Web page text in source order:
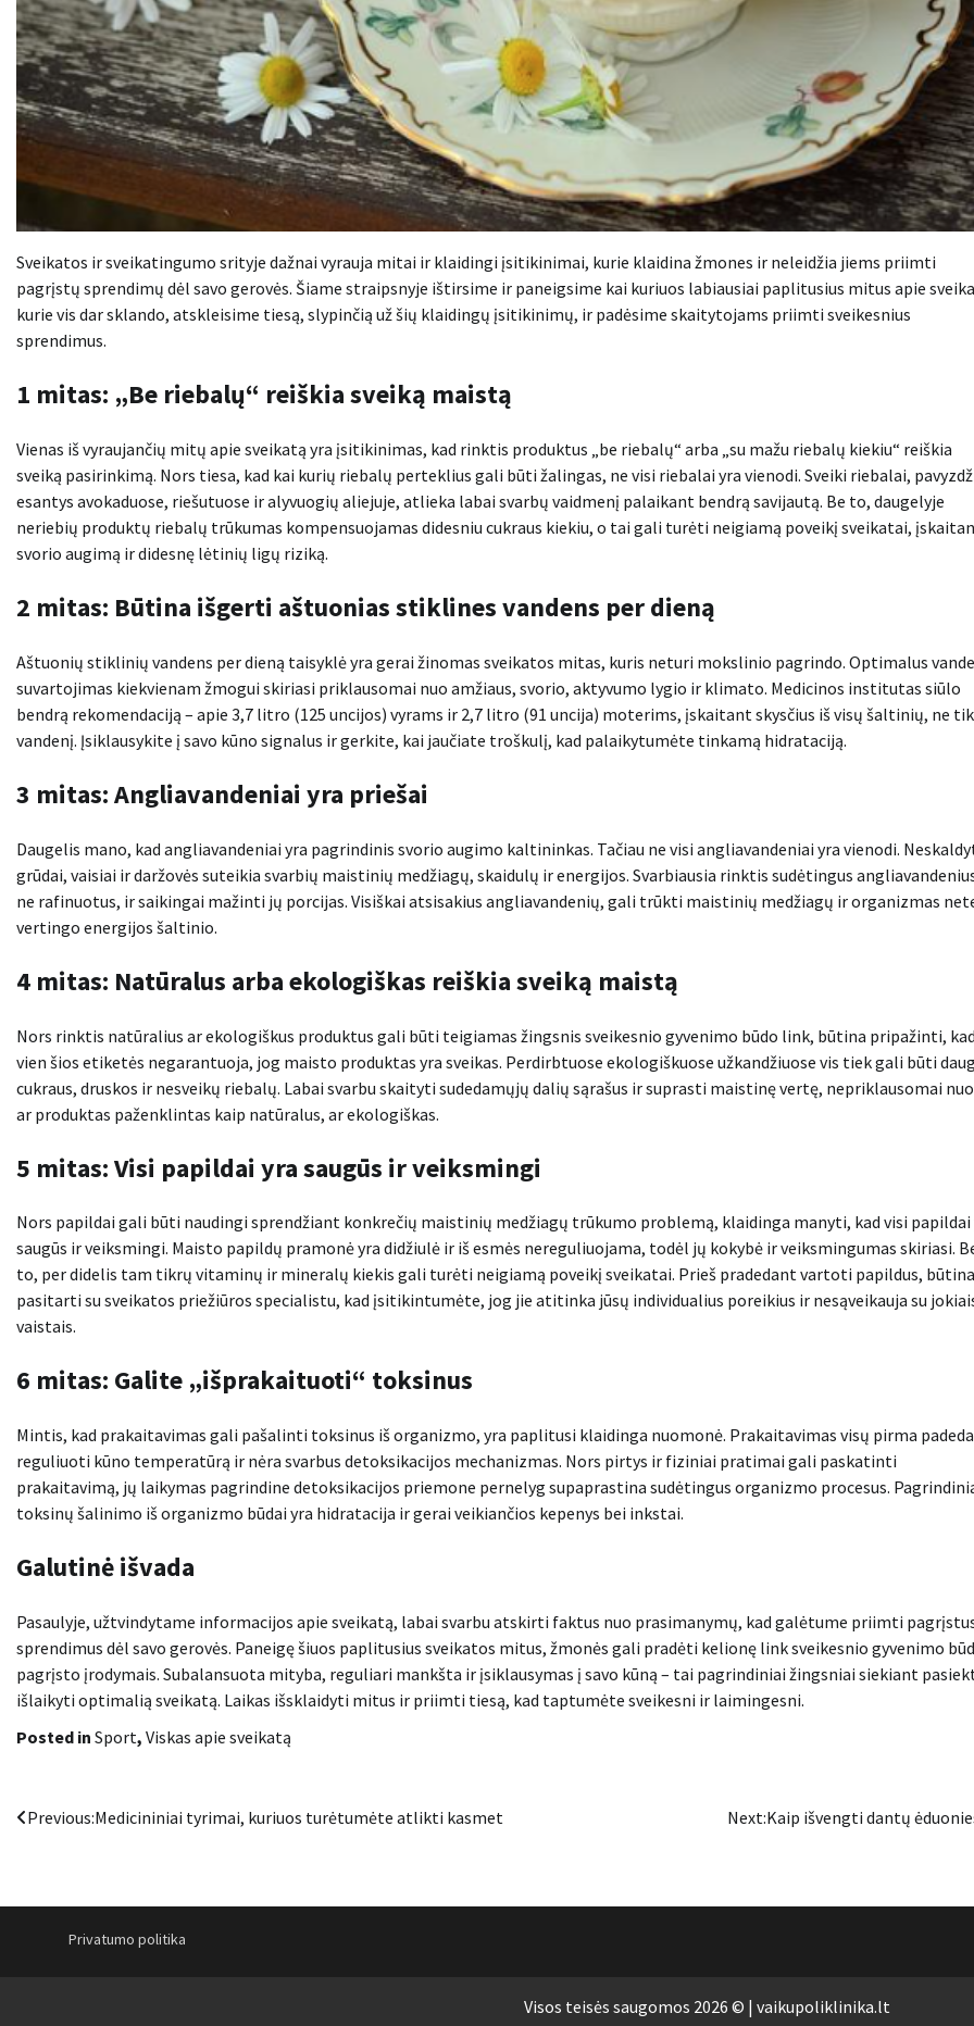
Sveikatos ir sveikatingumo srityje dažnai vyrauja mitai ir klaidingi įsitikinimai, kurie klaidina žmones ir neleidžia jiems priimti
pagrįstų sprendimų dėl savo gerovės. Šiame straipsnyje ištirsime ir paneigsime kai kuriuos labiausiai paplitusius mitus apie
kurie vis dar sklando, atskleisime tiesą, slypinčią už šių klaidingų įsitikinimų, ir padėsime skaitytojams priimti sveikesnius
sprendimus.
1 mitas: „Be riebalų“ reiškia sveiką maistą
Vienas iš vyraujančių mitų apie sveikatą yra įsitikinimas, kad rinktis produktus „be riebalų“ arba „su mažu riebalų kiekiu“ reiškia
sveiką pasirinkimą. Nors tiesa, kad kai kurių riebalų perteklius gali būti žalingas, ne visi riebalai yra vienodi. Sveiki riebalai,
esantys avokaduose, riešutuose ir alyvuogių aliejuje, atlieka labai svarbų vaidmenį palaikant bendrą savijautą. Be to, daugelyje
neriebių produktų riebalų trūkumas kompensuojamas didesniu cukraus kiekiu, o tai gali turėti neigiamą poveikį sveikatai,
svorio augimą ir didesnę lėtinių ligų riziką.
2 mitas: Būtina išgerti aštuonias stiklines vandens per dieną
Aštuonių stiklinių vandens per dieną taisyklė yra gerai žinomas sveikatos mitas, kuris neturi mokslinio pagrindo. Optimalus
suvartojimas kiekvienam žmogui skiriasi priklausomai nuo amžiaus, svorio, aktyvumo lygio ir klimato. Medicinos institutas siūlo
bendrą rekomendaciją – apie 3,7 litro (125 uncijos) vyrams ir 2,7 litro (91 uncija) moterims, įskaitant skysčius iš visų šaltinių, ne tik
vandenį. Įsiklausykite į savo kūno signalus ir gerkite, kai jaučiate troškulį, kad palaikytumėte tinkamą hidrataciją.
3 mitas: Angliavandeniai yra priešai
Daugelis mano, kad angliavandeniai yra pagrindinis svorio augimo kaltininkas. Tačiau ne visi angliavandeniai yra vienodi.
grūdai, vaisiai ir daržovės suteikia svarbių maistinių medžiagų, skaidulų ir energijos. Svarbiausia rinktis sudėtingus
ne rafinuotus, ir saikingai mažinti jų porcijas. Visiškai atsisakius angliavandenių, gali trūkti maistinių medžiagų ir organizmas
vertingo energijos šaltinio.
4 mitas: Natūralus arba ekologiškas reiškia sveiką maistą
Nors rinktis natūralius ar ekologiškus produktus gali būti teigiamas žingsnis sveikesnio gyvenimo būdo link, būtina pripažinti, kad
vien šios etiketės negarantuoja, jog maisto produktas yra sveikas. Perdirbtuose ekologiškuose užkandžiuose vis tiek gali būti daug
cukraus, druskos ir nesveikų riebalų. Labai svarbu skaityti sudedamųjų dalių sąrašus ir suprasti maistinę vertę, nepriklausomai
ar produktas paženklintas kaip natūralus, ar ekologiškas.
5 mitas: Visi papildai yra saugūs ir veiksmingi
Nors papildai gali būti naudingi sprendžiant konkrečių maistinių medžiagų trūkumo problemą, klaidinga manyti, kad visi papildai
saugūs ir veiksmingi. Maisto papildų pramonė yra didžiulė ir iš esmės nereguliuojama, todėl jų kokybė ir veiksmingumas skiriasi.
to, per didelis tam tikrų vitaminų ir mineralų kiekis gali turėti neigiamą poveikį sveikatai. Prieš pradedant vartoti papildus, būtina
pasitarti su sveikatos priežiūros specialistu, kad įsitikintumėte, jog jie atitinka jūsų individualius poreikius ir nesąveikauja su
vaistais.
6 mitas: Galite „išprakaituoti“ toksinus
Mintis, kad prakaitavimas gali pašalinti toksinus iš organizmo, yra paplitusi klaidinga nuomonė. Prakaitavimas visų pirma padeda
reguliuoti kūno temperatūrą ir nėra svarbus detoksikacijos mechanizmas. Nors pirtys ir fiziniai pratimai gali paskatinti
prakaitavimą, jų laikymas pagrindine detoksikacijos priemone pernelyg supaprastina sudėtingus organizmo procesus.
toksinų šalinimo iš organizmo būdai yra hidratacija ir gerai veikiančios kepenys bei inkstai.
Galutinė išvada
Pasaulyje, užtvindytame informacijos apie sveikatą, labai svarbu atskirti faktus nuo prasimanymų, kad galėtume priimti
sprendimus dėl savo gerovės. Paneigę šiuos paplitusius sveikatos mitus, žmonės gali pradėti kelionę link sveikesnio gyvenimo
pagrįsto įrodymais. Subalansuota mityba, reguliari mankšta ir įsiklausymas į savo kūną – tai pagrindiniai žingsniai siekiant
išlaikyti optimalią sveikatą. Laikas išsklaidyti mitus ir priimti tiesą, kad taptumėte sveikesni ir laimingesni.
Posted in Sport, Viskas apie sveikatą
Navigacija
įrašų
Previous:Medicininiai tyrimai, kuriuos turėtumėte atlikti kasmet Next:Kaip išvengti dantų
Privatumo politika
Visos teisės saugomos 2026 © | vaikupoliklinika.lt